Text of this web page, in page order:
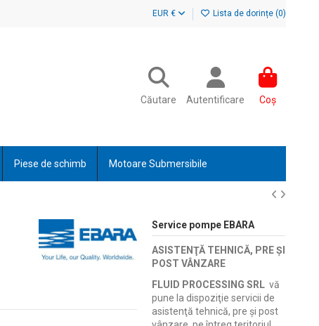
EUR € Lista de dorințe (0)
Căutare Autentificare Coș
Piese de schimb Motoare Submersibile
Service pompe EBARA
ASISTENŢĂ TEHNICĂ, PRE ŞI
POST VÂNZARE
FLUID PROCESSING SRLvă
pune la dispoziţie servicii de
asistenţă tehnică, pre şi post